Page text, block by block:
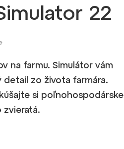
22
na farmu. Simulátor vám
detail zo života farmára.
si poľnohospodárske
zvieratá.